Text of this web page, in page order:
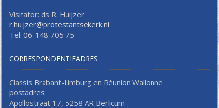
Visitator: ds R. Huijzer
r.huijzer@protestantsekerk.nl
Tel: 06-148 705 75
CORRESPONDENTIEADRES
Classis Brabant-Limburg en Réunion Wallonne
postadres:
Apollostraat 17, 5258 AR Berlicum